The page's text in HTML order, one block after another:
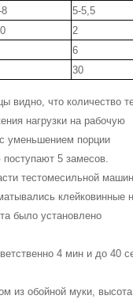
5-5,5
2
6
30
видно, что количество
нагрузки на рабочую
уменьшением порции
5 замесов.
тестомесильной
клейковинные
было установлено
4 мин и до 40
из обойной муки, высота